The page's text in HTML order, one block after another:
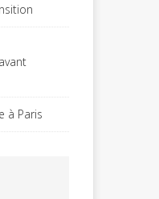
à Paris